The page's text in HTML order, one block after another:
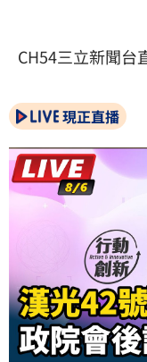
CH54三立新聞台
現正直播